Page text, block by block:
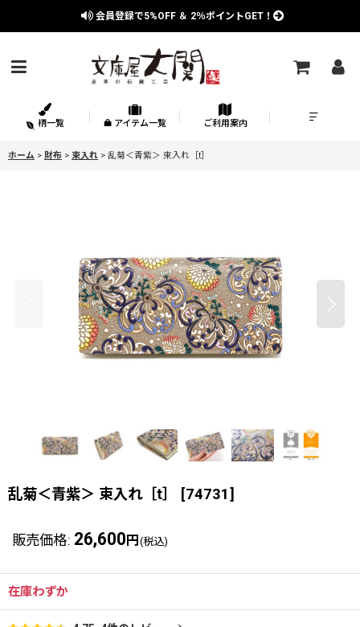
会員登録で5%OFF ＆ 2％ポイントGET！
柄一覧 アイテム一覧 ご利用案内
ホーム > 財布 > 束入れ > 乱菊＜青紫＞ 束入れ［t］
乱菊＜青紫＞ 束入れ［t］ [74731]
販売価格: 26,600 円 (税込)
在庫わずか